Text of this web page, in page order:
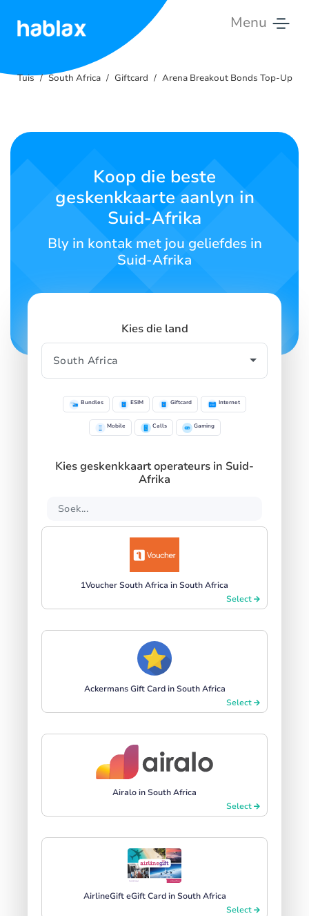
Menu
Tariewe
Kontak
Tuis South Africa Giftcard Arena Breakout Bonds Top-Up
Koop die beste
geskenkkaarte aanlyn in
Suid-Afrika
Bly in kontak met jou geliefdes in
Suid-Afrika
Kies die land
Bundles ESIM Giftcard Internet
Mobile Calls Gaming
Kies geskenkkaart operateurs in Suid-
Afrika
1Voucher South Africa in South Africa
Select
Ackermans Gift Card in South Africa
Select
Airalo in South Africa
Select
AirlineGift eGift Card in South Africa
Select